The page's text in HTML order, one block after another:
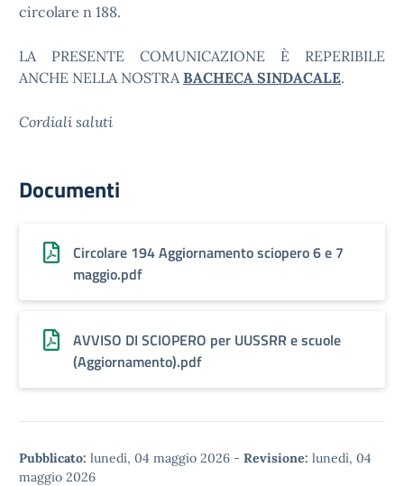
circolare n 188.
LA PRESENTE COMUNICAZIONE È REPERIBILE
ANCHE NELLA NOSTRABACHECA SINDACALE.
Cordiali saluti
Documenti
Circolare 194 Aggiornamento sciopero 6 e 7
maggio.pdf
AVVISO DI SCIOPERO per UUSSRR e scuole
(Aggiornamento).pdf
Pubblicato: lunedì, 04 maggio 2026 - Revisione: lunedì, 04
maggio 2026